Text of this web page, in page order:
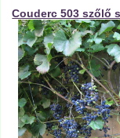
Couderc 503 szőlő